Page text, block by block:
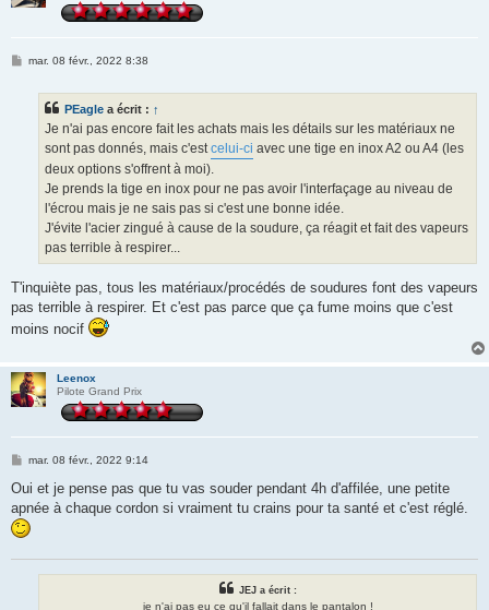
Mmar. 08 févr., 2022 8:38
PEagle a écrit : ↑
Je n'ai pas encore fait les achats mais les détails sur les matériaux ne
sont pas donnés, mais c'estcelui-ci avec une tige en inox A2 ou A4 (les
deux options s'offrent à moi).
Je prends la tige en inox pour ne pas avoir l'interfaçage au niveau de
l'écrou mais je ne sais pas si c'est une bonne idée.
J'évite l'acier zingué à cause de la soudure, ça réagit et fait des vapeurs
pas terrible à respirer...
T'inquiète pas, tous les matériaux/procédés de soudures font des vapeurs
pas terrible à respirer. Et c'est pas parce que ça fume moins que c'est
moins nocif
Leenox
Pilote Grand Prix
M
s
a
g
e
mar. 08 févr., 2022 9:14
Oui et je pense pas que tu vas souder pendant 4h d'affilée, une petite
apnée à chaque cordon si vraiment tu crains pour ta santé et c'est réglé.
JEJ a écrit :
je n'ai pas eu ce qu'il fallait dans le pantalon !